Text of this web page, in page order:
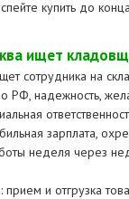
купить до
ищет
сотрудника на
РФ, надежность,
зарплата,
неделя через
прием и отгрузка